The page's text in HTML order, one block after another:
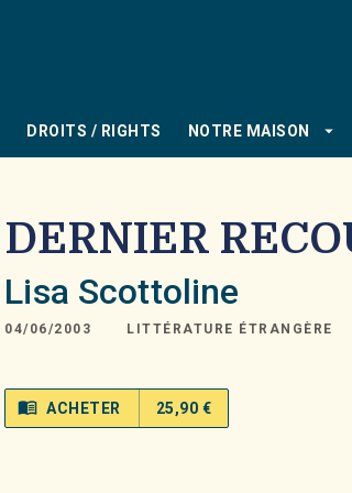
DROITS / RIGHTS NOTRE MAISON arrow_drop_down
DERNIER
Lisa Scottoline
04/06/2003 LITTÉRATURE ÉTRANGÈRE
menu_book ACHETER 25,90 €